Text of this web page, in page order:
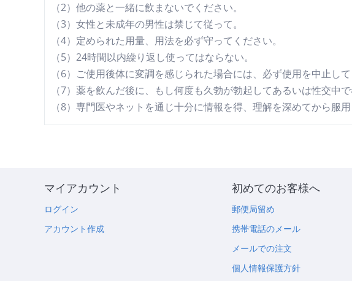
（2）他の薬と一緒に飲まないでください。
（3）女性と未成年の男性は禁じて従って。
（4）定められた用量、用法を必ず守ってください。
（5）24時間以内繰り返し使ってはならない。
（6）ご使用後体に変調を感じられた場合には、必ず使用を中止して
（7）薬を飲んだ後に、もし何度も久勃が勃起してあるいは性交
（8）専門医やネットを通じ十分に情報を得、理解を深めてから服用
マイアカウント
ログイン
アカウント作成
初めてのお客様へ
郵便局留め
携帯電話のメール
メールでの注文
個人情報保護方針